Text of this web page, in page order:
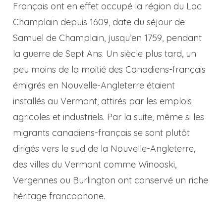
Français ont en effet occupé la région du Lac
Champlain depuis 1609, date du séjour de
Samuel de Champlain, jusqu’en 1759, pendant
la guerre de Sept Ans. Un siècle plus tard, un
peu moins de la moitié des Canadiens-français
émigrés en Nouvelle-Angleterre étaient
installés au Vermont, attirés par les emplois
agricoles et industriels. Par la suite, même si les
migrants canadiens-français se sont plutôt
dirigés vers le sud de la Nouvelle-Angleterre,
des villes du Vermont comme Winooski,
Vergennes ou Burlington ont conservé un riche
héritage francophone.